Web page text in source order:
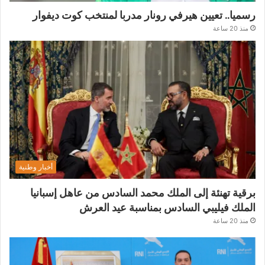
رسميا.. تعيين هيرفي رونار مدربا لمنتخب كوت ديفوار
منذ 20 ساعة
أخبار وطنية
برقية تهنئة إلى الملك محمد السادس من عاهل إسبانيا
الملك فيليبي السادس بمناسبة عيد العرش
منذ 20 ساعة